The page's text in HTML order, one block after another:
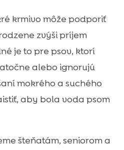
krmivo môže podporiť
zvýši príjem
je to pre psov, ktorí
alebo ignorujú
mokrého a suchého
aby bola voda psom
šteňatám, seniorom a